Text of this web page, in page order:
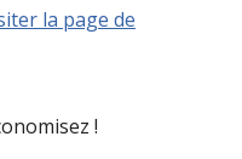
la page de
!